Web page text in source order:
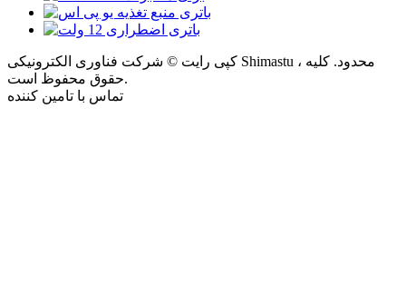
کپی رایت © شرکت فناوری الکترونیکی Shimastu ، محدود. کلیه
حقوق محفوظ است.
تماس با تامین کننده